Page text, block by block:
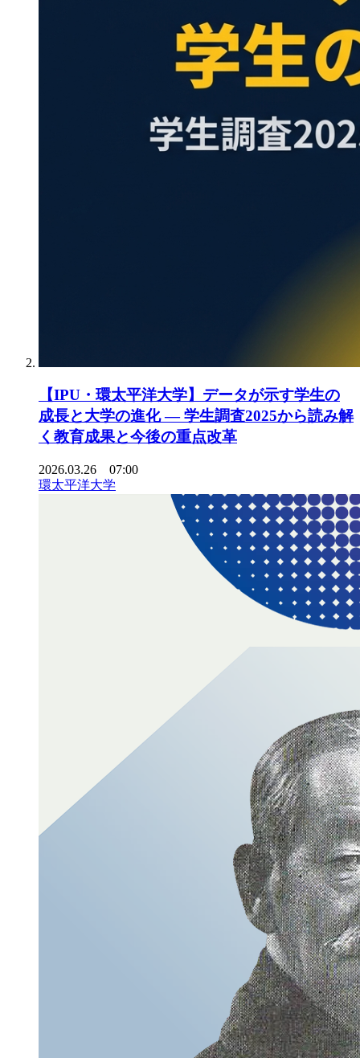
【IPU・環太平洋大学】データが示す学生の
成長と大学の進化 ― 学生調査2025から読み解
く教育成果と今後の重点改革
2026.03.26 07:00
環太平洋大学